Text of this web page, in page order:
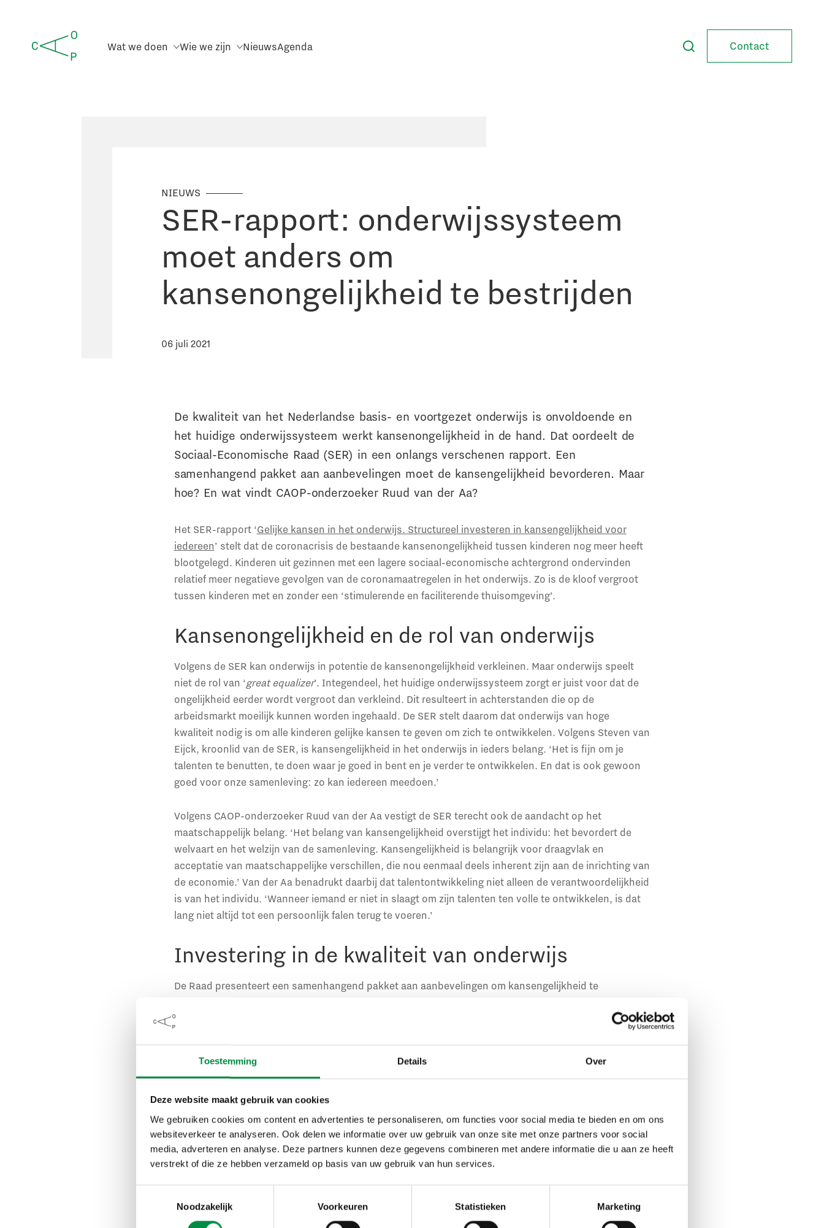
Toestemming Details Over
Deze website maakt gebruik van cookies
We gebruiken cookies om content en advertenties te personaliseren, om functies voor social media te bieden en om ons
websiteverkeer te analyseren. Ook delen we informatie over uw gebruik van onze site met onze partners voor social
media, adverteren en analyse. Deze partners kunnen deze gegevens combineren met andere informatie die u aan ze heeft
verstrekt of die ze hebben verzameld op basis van uw gebruik van hun services.
Noodzakelijk
Voorkeuren Statistieken Marketing
Wat we doen Wie we zijn NieuwsAgenda Contact
NIEUWS
SER-rapport: onderwijssysteem
moet anders om
kansenongelijkheid te bestrijden
06 juli 2021
De kwaliteit van het Nederlandse basis- en voortgezet onderwijs is onvoldoende en
het huidige onderwijssysteem werkt kansenongelijkheid in de hand. Dat oordeelt de
Sociaal-Economische Raad (SER) in een onlangs verschenen rapport. Een
samenhangend pakket aan aanbevelingen moet de kansengelijkheid bevorderen. Maar
hoe? En wat vindt CAOP-onderzoeker Ruud van der Aa?
Het SER-rapport ‘Gelijke kansen in het onderwijs. Structureel investeren in kansengelijkheid voor
iedereen’ stelt dat de coronacrisis de bestaande kansenongelijkheid tussen kinderen nog meer heeft
blootgelegd. Kinderen uit gezinnen met een lagere sociaal-economische achtergrond ondervinden
relatief meer negatieve gevolgen van de coronamaatregelen in het onderwijs. Zo is de kloof vergroot
tussen kinderen met en zonder een ‘stimulerende en faciliterende thuisomgeving’.
Kansenongelijkheid en de rol van onderwijs
Volgens de SER kan onderwijs in potentie de kansenongelijkheid verkleinen. Maar onderwijs speelt
niet de rol van ‘great equalizer’. Integendeel, het huidige onderwijssysteem zorgt er juist voor dat de
ongelijkheid eerder wordt vergroot dan verkleind. Dit resulteert in achterstanden die op de
arbeidsmarkt moeilijk kunnen worden ingehaald. De SER stelt daarom dat onderwijs van hoge
kwaliteit nodig is om alle kinderen gelijke kansen te geven om zich te ontwikkelen. Volgens Steven van
Eijck, kroonlid van de SER, is kansengelijkheid in het onderwijs in ieders belang. ‘Het is fijn om je
talenten te benutten, te doen waar je goed in bent en je verder te ontwikkelen. En dat is ook gewoon
goed voor onze samenleving: zo kan iedereen meedoen.’
Volgens CAOP-onderzoeker Ruud van der Aa vestigt de SER terecht ook de aandacht op het
maatschappelijk belang. ‘Het belang van kansengelijkheid overstijgt het individu: het bevordert de
welvaart en het welzijn van de samenleving. Kansengelijkheid is belangrijk voor draagvlak en
acceptatie van maatschappelijke verschillen, die nou eenmaal deels inherent zijn aan de inrichting van
de economie.’ Van der Aa benadrukt daarbij dat talentontwikkeling niet alleen de verantwoordelijkheid
is van het individu. ‘Wanneer iemand er niet in slaagt om zijn talenten ten volle te ontwikkelen, is dat
lang niet altijd tot een persoonlijk falen terug te voeren.’
Investering in de kwaliteit van onderwijs
De Raad presenteert een samenhangend pakket aan aanbevelingen om kansengelijkheid te
vooral worden geïnvesteerd in de ontwikkeling en kwaliteit van leraren en het lerarentekort moet
ook voorgesteld door Annet Kil, voorzitter college
best mogelijke docent voor de klas. We moeten naar een integrale duurzame verbetercultuur en
meer en betere docenten, maar nuanceert dat ‘met name docenten in achterstandswijken beter
betaald moeten worden.’
‘Hoe jonger, hoe beter’
Naast een investering in de kwaliteit van het onderwijs, adviseert de SER om brugklassen te
verbreden. In een brede brugklas krijgen kinderen langer de tijd om erachter te komen welke
leerstroom bij hen past. Ook moet worden gezorgd voor ‘diversiteit en inclusie in de klas’. Scholen